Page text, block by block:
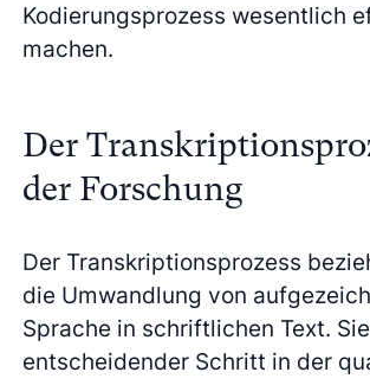
Kodierungsprozess wesentlich
machen.
Der
der Forschung
Der Transkriptionsprozess
die Umwandlung von
Sprache in schriftlichen Text.
entscheidender Schritt in der